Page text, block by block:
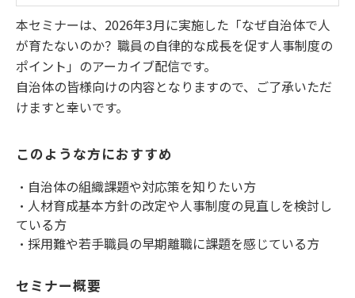
本セミナーは、2026年3月に実施した「なぜ自治体で人
が育たないのか？職員の自律的な成長を促す人事制度の
ポイント」のアーカイブ配信です。
自治体の皆様向けの内容となりますので、ご了承いただ
けますと幸いです。
このような方におすすめ
・自治体の組織課題や対応策を知りたい方
・人材育成基本方針の改定や人事制度の見直しを検討し
ている方
・採用難や若手職員の早期離職に課題を感じている方
セミナー概要